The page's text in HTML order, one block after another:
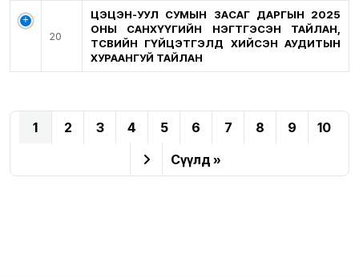
20
ЦЭЦЭН-УУЛ СУМЫН ЗАСАГ ДАРГЫН 2025
ОНЫ САНХҮҮГИЙН НЭГТГЭСЭН ТАЙЛАН,
ТӨСВИЙН ГҮЙЦЭТГЭЛД ХИЙСЭН АУДИТЫН
ХУРААНГУЙ ТАЙЛАН
1 2 3 4 5 6 7 8 9
10
Сүүлд »